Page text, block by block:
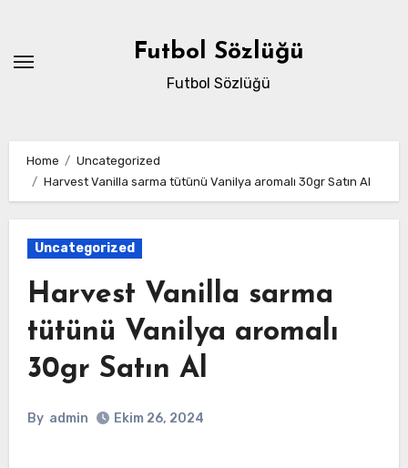
content
Futbol Sözlüğü
Futbol Sözlüğü
Home
Uncategorized
Harvest Vanilla sarma tütünü Vanilya aromalı 30gr Satın Al
Uncategorized
Harvest Vanilla sarma
tütünü Vanilya aromalı
30gr Satın Al
By admin Ekim 26, 2024